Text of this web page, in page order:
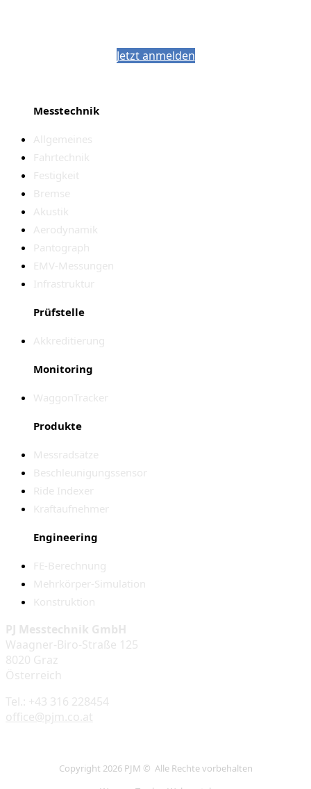
Jetzt anmelden
Messtechnik
Allgemeines
Fahrtechnik
Festigkeit
Bremse
Akustik
Aerodynamik
Pantograph
EMV-Messungen
Infrastruktur
Prüfstelle
Akkreditierung
Monitoring
WaggonTracker
Produkte
Messradsätze
Beschleunigungssensor
Ride Indexer
Kraftaufnehmer
Engineering
FE-Berechnung
Mehrkörper-Simulation
Konstruktion
PJ Messtechnik GmbH
Waagner-Biro-Straße 125
8020 Graz
Österreich
Tel.: +43 316 228454
office@pjm.co.at
Copyright 2026 PJM © Alle Rechte vorbehalten